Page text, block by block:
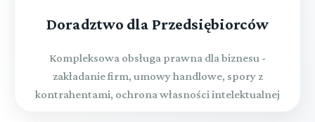
Doradztwo dla Przedsiębiorców
Kompleksowa obsługa prawna dla biznesu -
zakładanie firm, umowy handlowe, spory z
kontrahentami, ochrona własności intelektualnej